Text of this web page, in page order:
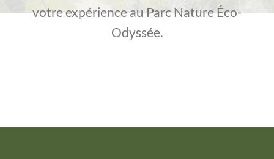
votre expérience au Parc Nature Éco-
Odyssée.